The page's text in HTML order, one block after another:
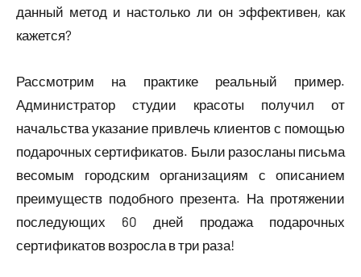
данный метод и настолько ли он эффективен, как
кажется?
Рассмотрим на практике реальный пример.
Администратор студии красоты получил от
начальства указание привлечь клиентов с помощью
подарочных сертификатов. Были разосланы письма
весомым городским организациям с описанием
преимуществ подобного презента. На протяжении
последующих 60 дней продажа подарочных
сертификатов возросла в три раза!